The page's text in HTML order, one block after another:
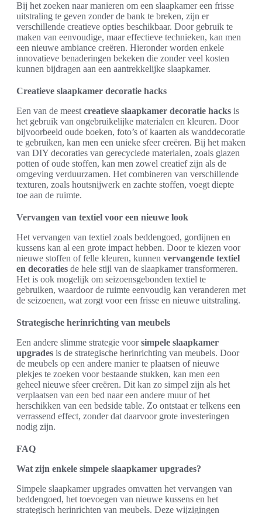
Bij het zoeken naar manieren om een slaapkamer een frisse
uitstraling te geven zonder de bank te breken, zijn er
verschillende creatieve opties beschikbaar. Door gebruik te
maken van eenvoudige, maar effectieve technieken, kan men
een nieuwe ambiance creëren. Hieronder worden enkele
innovatieve benaderingen bekeken die zonder veel kosten
kunnen bijdragen aan een aantrekkelijke slaapkamer.
Creatieve slaapkamer decoratie hacks
Een van de meest creatieve slaapkamer decoratie hacks is
het gebruik van ongebruikelijke materialen en kleuren. Door
bijvoorbeeld oude boeken, foto’s of kaarten als wanddecoratie
te gebruiken, kan men een unieke sfeer creëren. Bij het maken
van DIY decoraties van gerecyclede materialen, zoals glazen
potten of oude stoffen, kan men zowel creatief zijn als de
omgeving verduurzamen. Het combineren van verschillende
texturen, zoals houtsnijwerk en zachte stoffen, voegt diepte
toe aan de ruimte.
Vervangen van textiel voor een nieuwe look
Het vervangen van textiel zoals beddengoed, gordijnen en
kussens kan al een grote impact hebben. Door te kiezen voor
nieuwe stoffen of felle kleuren, kunnen vervangende textiel
en decoraties de hele stijl van de slaapkamer transformeren.
Het is ook mogelijk om seizoensgebonden textiel te
gebruiken, waardoor de ruimte eenvoudig kan veranderen met
de seizoenen, wat zorgt voor een frisse en nieuwe uitstraling.
Strategische herinrichting van meubels
Een andere slimme strategie voorsimpele slaapkamer
upgrades is de strategische herinrichting van meubels. Door
de meubels op een andere manier te plaatsen of nieuwe
plekjes te zoeken voor bestaande stukken, kan men een
geheel nieuwe sfeer creëren. Dit kan zo simpel zijn als het
verplaatsen van een bed naar een andere muur of het
herschikken van een bedside table. Zo ontstaat er telkens een
verrassend effect, zonder dat daarvoor grote investeringen
nodig zijn.
FAQ
Wat zijn enkele simpele slaapkamer upgrades?
Simpele slaapkamer upgrades omvatten het vervangen van
beddengoed, het toevoegen van nieuwe kussens en het
strategisch herinrichten van meubels. Deze wijzigingen